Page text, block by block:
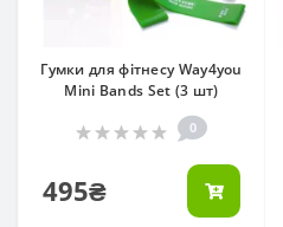
Гумки для фітнесу Way4you
Mini Bands Set (3 шт)
0
495₴